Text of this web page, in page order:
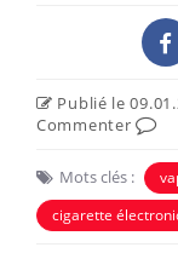
Publié le
Commenter
Mots clés :
cigarette